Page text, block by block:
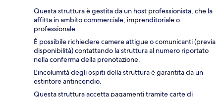
Questa struttura è gestita da un host professionista, che la
affitta in ambito commerciale, imprenditoriale o
professionale.
È possibile richiedere camere attigue o comunicanti (previa
disponibilità) contattando la struttura al numero riportato
nella conferma della prenotazione.
L'incolumità degli ospiti della struttura è garantita da un
estintore antincendio.
Questa struttura accetta pagamenti tramite carte di